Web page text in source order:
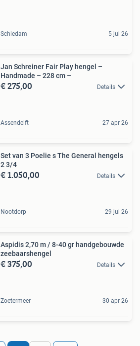
Schiedam 5 jul 26
Jan Schreiner Fair Play hengel –
Handmade – 228 cm –
€ 275,00 Details
Assendelft 27 apr 26
Set van 3 Poelie s The General hengels
2 3/4
€ 1.050,00 Details
Nootdorp 29 jul 26
Aspidis 2,70 m / 8-40 gr handgebouwde
zeebaarshengel
€ 375,00 Details
Zoetermeer 30 apr 26